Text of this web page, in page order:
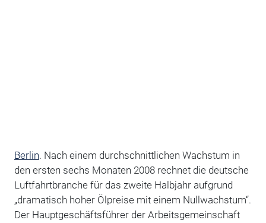
Berlin. Nach einem durchschnittlichen Wachstum in
den ersten sechs Monaten 2008 rechnet die deutsche
Luftfahrtbranche für das zweite Halbjahr aufgrund
„dramatisch hoher Ölpreise mit einem Nullwachstum“.
Der Hauptgeschäftsführer der Arbeitsgemeinschaft